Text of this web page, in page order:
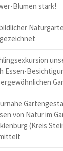
Blumen stark!
Essen-
von Natur im
(Kreis